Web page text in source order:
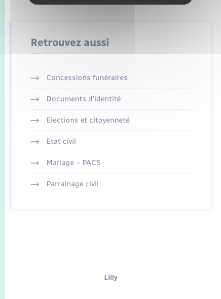
Retrouvez aussi
Concessions funéraires
Documents d’identité
Elections et citoyenneté
Etat civil
Mariage – PACS
Parrainage civil
Lilly